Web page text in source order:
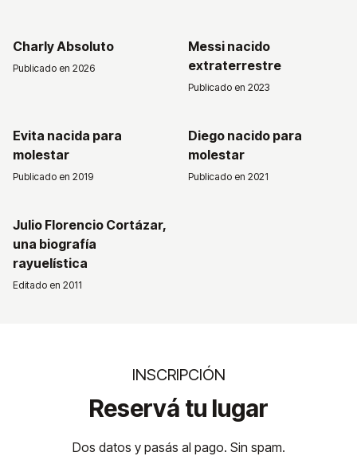
Charly Absoluto
Publicado en 2026
Messi nacido
extraterrestre
Publicado en 2023
Evita nacida para
molestar
Publicado en 2019
Diego nacido para
molestar
Publicado en 2021
Julio Florencio Cortázar,
una biografía
rayuelística
Editado en 2011
INSCRIPCIÓN
Reservá tu lugar
Dos datos y pasás al pago. Sin spam.